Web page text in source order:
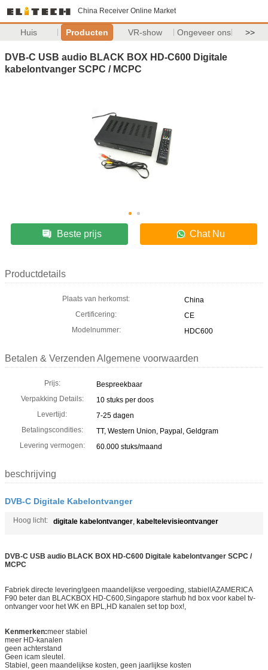
China Receiver Online Market
Huis Producten VR-show Ongeveer ons >>
DVB-C USB audio BLACK BOX HD-C600 Digitale
kabelontvanger SCPC / MCPC
Beste prijs Chat Nu
Productdetails
Plaats van herkomst:
China
Certificering:
CE
Modelnummer:
HDC600
Betalen & Verzenden Algemene voorwaarden
Prijs:
Bespreekbaar
Verpakking Details:
10 stuks per doos
Levertijd:
7-25 dagen
Betalingscondities:
TT, Western Union, Paypal, Geldgram
Levering vermogen:
60.000 stuks/maand
beschrijving
DVB-C Digitale Kabelontvanger
Hoog licht: digitale kabelontvanger, kabeltelevisieontvanger
DVB-C USB audio BLACK BOX HD-C600 Digitale kabelontvanger SCPC /
MCPC
Fabriek directe levering!geen maandelijkse vergoeding, stabiel!AZAMERICA
F90 beter dan BLACKBOX HD-C600,Singapore starhub hd box voor kabel tv-
ontvanger voor het WK en BPL,HD kanalen set top box!,
Kenmerken:meer stabiel
meer HD-kanalen
geen achterstand
Geen icam sleutel.
Stabiel, geen maandelijkse kosten, geen jaarlijkse kosten